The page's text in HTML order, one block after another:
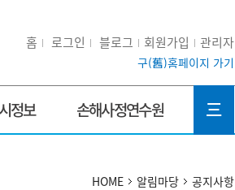
홈 로그인 블로그 회원가입 관리자
구(舊)홈페이지 가기
정보 손해사정연수원 三
HOME 알림마당 공지사항